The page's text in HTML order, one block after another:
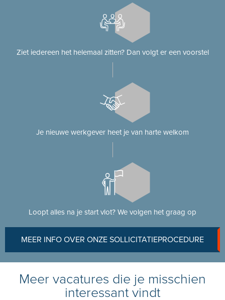
Ziet iedereen het helemaal zitten? Dan volgt er een voorstel
Je nieuwe werkgever heet je van harte welkom
Loopt alles na je start vlot? We volgen het graag op
MEER INFO OVER ONZE SOLLICITATIEPROCEDURE
Meer vacatures die je misschien
interessant vindt